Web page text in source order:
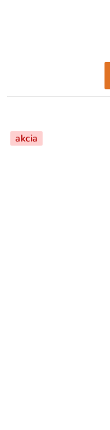
akcia